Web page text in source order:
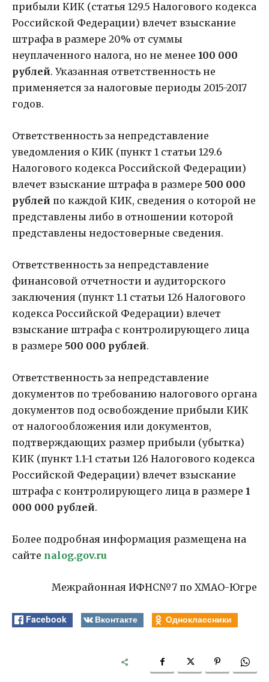
прибыли КИК (статья 129.5 Налогового кодекса
Российской Федерации) влечет взыскание
штрафа в размере 20% от суммы
неуплаченного налога, но не менее 100 000
рублей. Указанная ответственность не
применяется за налоговые периоды 2015-2017
годов.
Ответственность за непредставление
уведомления о КИК (пункт 1 статьи 129.6
Налогового кодекса Российской Федерации)
влечет взыскание штрафа в размере 500 000
рублей по каждой КИК, сведения о которой не
представлены либо в отношении которой
представлены недостоверные сведения.
Ответственность за непредставление
финансовой отчетности и аудиторского
заключения (пункт 1.1 статьи 126 Налогового
кодекса Российской Федерации) влечет
взыскание штрафа с контролирующего лица
в размере 500 000 рублей.
Ответственность за непредставление
документов по требованию налогового органа
документов под освобождение прибыли КИК
от налогообложения или документов,
подтверждающих размер прибыли (убытка)
КИК (пункт 1.1-1 статьи 126 Налогового кодекса
Российской Федерации) влечет взыскание
штрафа с контролирующего лица в размере 1
000 000 рублей.
Более подробная информация размещена на
сайте nalog.gov.ru
Межрайонная ИФНС№7 по ХМАО-Югре
Facebook Вконтакте Одноклассники